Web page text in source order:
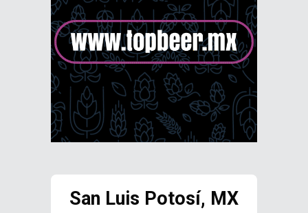
San Luis Potosí, MX